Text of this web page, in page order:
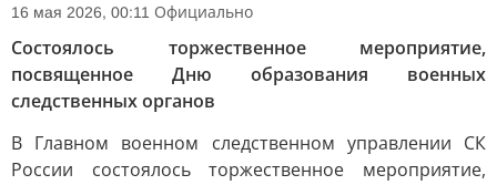
16 мая 2026, 00:11 Официально
Состоялось торжественное мероприятие,
посвященное Дню образования военных
следственных органов
В Главном военном следственном управлении СК
России состоялось торжественное мероприятие,